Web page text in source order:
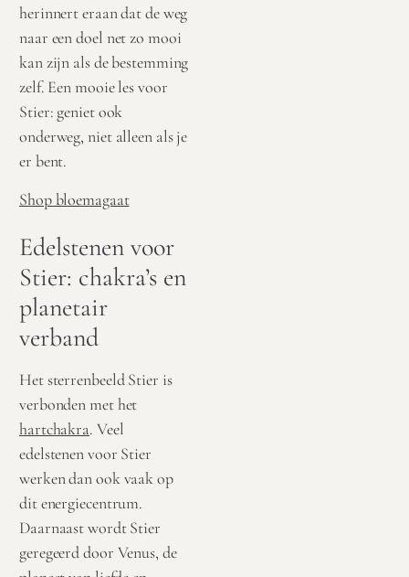
herinnert eraan dat de weg
naar een doel net zo mooi
kan zijn als de bestemming
zelf. Een mooie les voor
Stier: geniet ook
onderweg, niet alleen als je
er bent.
Shop bloemagaat
Edelstenen voor
Stier: chakra’s en
planetair
verband
Het sterrenbeeld Stier is
verbonden met het
hartchakra. Veel
edelstenen voor Stier
werken dan ook vaak op
dit energiecentrum.
Daarnaast wordt Stier
geregeerd door Venus, de